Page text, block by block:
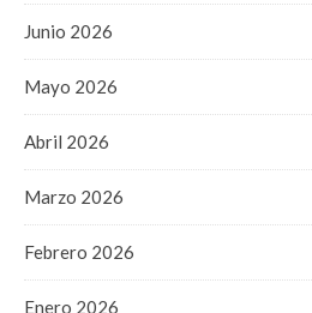
Junio 2026
Mayo 2026
Abril 2026
Marzo 2026
Febrero 2026
Enero 2026